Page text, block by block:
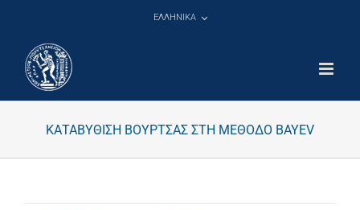
ΕΛΛΗΝΙΚΑ
ΚΑΤΑΒΥΘΙΣΗ ΒΟΥΡΤΣΑΣ ΣΤΗ ΜΕΘΟΔΟ BAYEV